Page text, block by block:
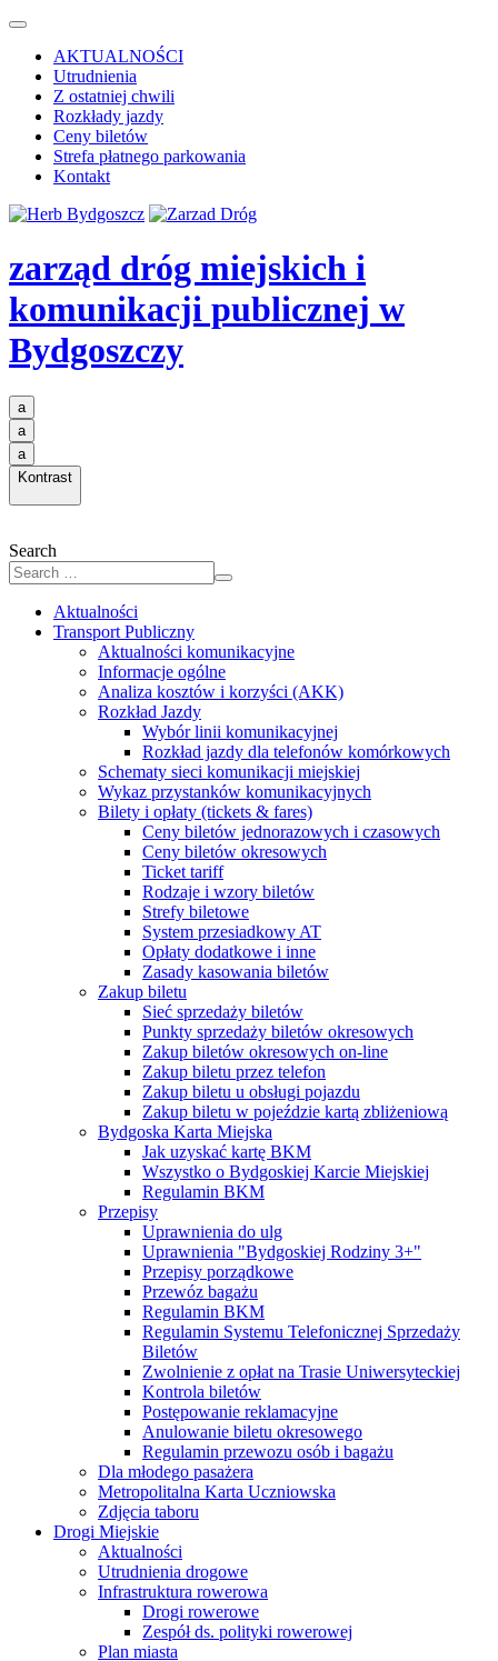
AKTUALNOŚCI
Utrudnienia
Z ostatniej chwili
Rozkłady jazdy
Ceny biletów
Strefa płatnego parkowania
Kontakt
zarząd dróg miejskich i
komunikacji publicznej w
Bydgoszczy
a
a
a
Kontrast
Search
Aktualności
Transport Publiczny
Aktualności komunikacyjne
Informacje ogólne
Analiza kosztów i korzyści (AKK)
Rozkład Jazdy
Wybór linii komunikacyjnej
Rozkład jazdy dla telefonów komórkowych
Schematy sieci komunikacji miejskiej
Wykaz przystanków komunikacyjnych
Bilety i opłaty (tickets & fares)
Ceny biletów jednorazowych i czasowych
Ceny biletów okresowych
Ticket tariff
Rodzaje i wzory biletów
Strefy biletowe
System przesiadkowy AT
Opłaty dodatkowe i inne
Zasady kasowania biletów
Zakup biletu
Sieć sprzedaży biletów
Punkty sprzedaży biletów okresowych
Zakup biletów okresowych on-line
Zakup biletu przez telefon
Zakup biletu u obsługi pojazdu
Zakup biletu w pojeździe kartą zbliżeniową
Bydgoska Karta Miejska
Jak uzyskać kartę BKM
Wszystko o Bydgoskiej Karcie Miejskiej
Regulamin BKM
Przepisy
Uprawnienia do ulg
Uprawnienia "Bydgoskiej Rodziny 3+"
Przepisy porządkowe
Przewóz bagażu
Regulamin BKM
Regulamin Systemu Telefonicznej Sprzedaży
Biletów
Zwolnienie z opłat na Trasie Uniwersyteckiej
Kontrola biletów
Postępowanie reklamacyjne
Anulowanie biletu okresowego
Regulamin przewozu osób i bagażu
Dla młodego pasażera
Metropolitalna Karta Uczniowska
Zdjęcia taboru
Drogi Miejskie
Aktualności
Utrudnienia drogowe
Infrastruktura rowerowa
Drogi rowerowe
Zespół ds. polityki rowerowej
Plan miasta